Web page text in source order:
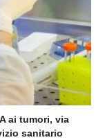
ai tumori, via
sanitario